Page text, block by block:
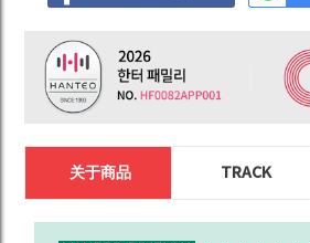
关于商品 TRACK